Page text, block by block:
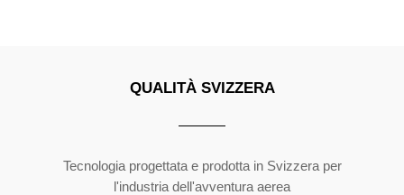
QUALITÀ SVIZZERA
Tecnologia progettata e prodotta in Svizzera per
l'industria dell'avventura aerea